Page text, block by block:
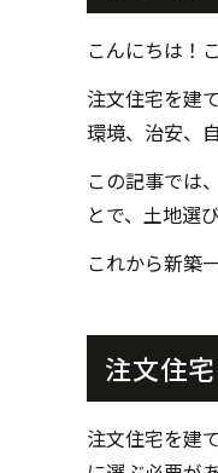
こんにちは！
注文住宅を建
環境、治安、
この記事では
とで、土地選
これから新築
注文住
注文住宅を建